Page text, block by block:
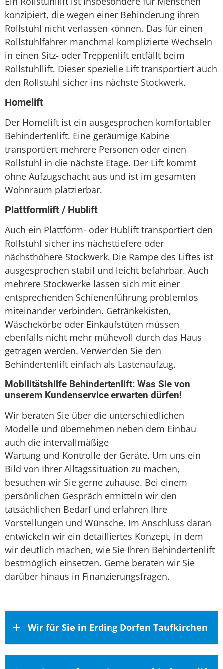
konzipiert, die wegen einer Behinderung ihren
Rollstuhl nicht verlassen können. Das für einen
Rollstuhlfahrer manchmal komplizierte Wechseln
in einen Sitz- oder Treppenlift entfällt beim
Rollstuhllift. Dieser spezielle Lift transportiert auch
den Rollstuhl sicher ins nächste Stockwerk.
Homelift
Der Homelift ist ein ausgesprochen komfortabler
Behindertenlift. Eine geräumige Kabine
transportiert mehrere Personen oder einen
Rollstuhl in die nächste Etage. Der Lift kommt
ohne Aufzugschacht aus und ist im gesamten
Wohnraum platzierbar.
Plattformlift / Hublift
Auch ein Plattform- oder Hublift transportiert den
Rollstuhl sicher ins nächsttiefere oder
nächsthöhere Stockwerk. Die Rampe des Liftes ist
ausgesprochen stabil und leicht befahrbar. Auch
mehrere Stockwerke lassen sich mit einer
entsprechenden Schienenführung problemlos
miteinander verbinden. Getränkekisten,
Wäschekörbe oder Einkaufstüten müssen
ebenfalls nicht mehr mühevoll durch das Haus
getragen werden. Verwenden Sie den
Behindertenlift einfach als Lastenaufzug.
Mobilitätshilfe Behindertenlift: Was Sie von
unserem Kundenservice erwarten dürfen!
Wir beraten Sie über die unterschiedlichen
Modelle und übernehmen neben dem Einbau
auch die intervallmäßige
Wartung und Kontrolle der Geräte. Um uns ein
Bild von Ihrer Alltagssituation zu machen,
besuchen wir Sie gerne zuhause. Bei einem
persönlichen Gespräch ermitteln wir den
tatsächlichen Bedarf und erfahren Ihre
Vorstellungen und Wünsche. Im Anschluss daran
entwickeln wir ein detailliertes Konzept, in dem
wir deutlich machen, wie Sie Ihren Behindertenlift
bestmöglich einsetzen. Gerne beraten wir Sie
darüber hinaus in Finanzierungsfragen.
Wir für Sie in Erding Dorfen Taufkirchen